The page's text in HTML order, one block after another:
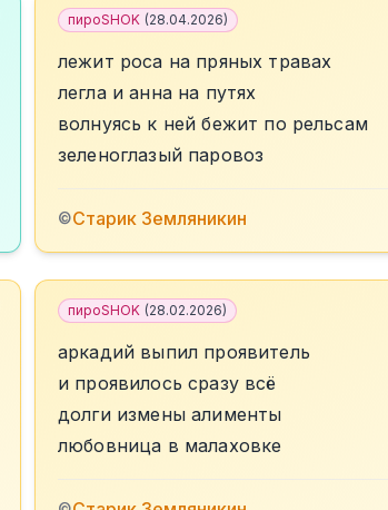
пироSHOK (28.04.2026)
лежит роса на пряных травах
легла и анна на путях
волнуясь к ней бежит по рельсам
зеленоглазый паровоз
©Старик Земляникин
пироSHOK (28.02.2026)
аркадий выпил проявитель
и проявилось сразу всё
долги измены алименты
любовница в малаховке